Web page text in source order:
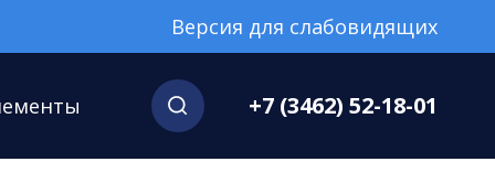
Версия для слабовидящих
+7 (3462) 52-18-01